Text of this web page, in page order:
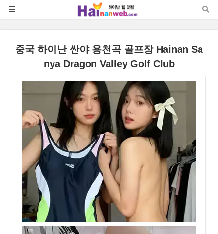
중국 하이난 싼야 용천곡 골프장 Hainan Sa
nya Dragon Valley Golf Club